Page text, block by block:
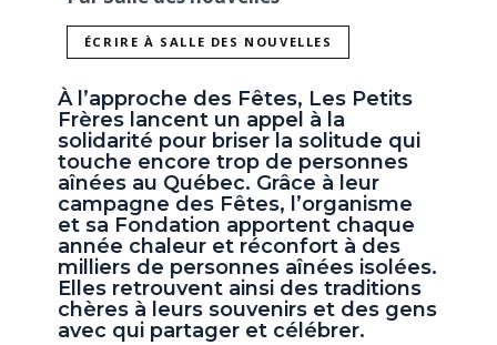
ÉCRIRE À SALLE DES NOUVELLES
À l’approche des Fêtes, Les Petits
Frères lancent un appel à la
solidarité pour briser la solitude qui
touche encore trop de personnes
aînées au Québec. Grâce à leur
campagne des Fêtes, l’organisme
et sa Fondation apportent chaque
année chaleur et réconfort à des
milliers de personnes aînées isolées.
Elles retrouvent ainsi des traditions
chères à leurs souvenirs et des gens
avec qui partager et célébrer.